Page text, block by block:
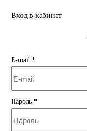
Вход в кабинет
E-mail *
Пароль *